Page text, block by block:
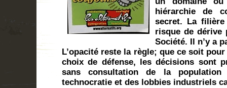
hiérarchie de
secret. La filière
risque de dérive
Société. Il n’y a
L’opacité reste la règle; que ce soit
choix de défense, les décisions sont
sans consultation de la
technocratie et des lobbies industriels